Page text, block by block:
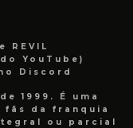
REVIL
YouTube)
Discord
1999. É uma
da franquia
ou parcial